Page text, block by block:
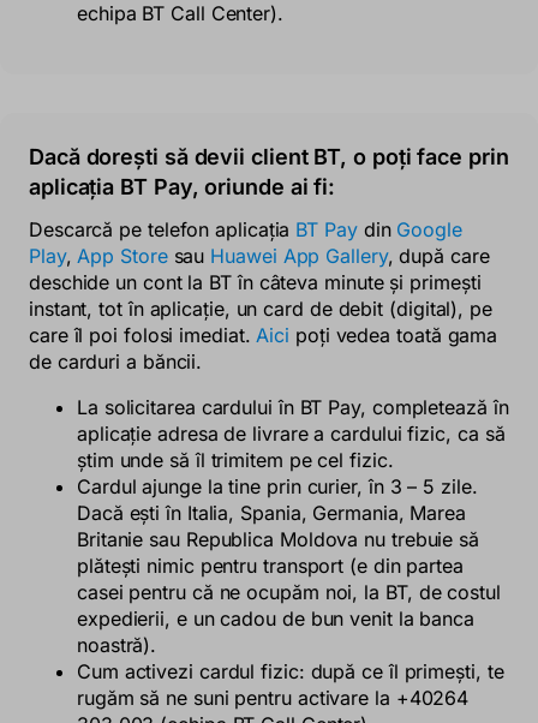
echipa BT Call Center).
Dacă dorești să devii client BT, o poți face prin
aplicația BT Pay, oriunde ai fi:
Descarcă pe telefon aplicația BT Paydin Google
Play,App Storesau Huawei App Gallery, după care
deschide un cont la BT în câteva minute și primești
instant, tot în aplicație, un card de debit (digital), pe
care îl poi folosi imediat.Aici poți vedea toată gama
de carduri a băncii.
La solicitarea cardului în BT Pay, completează în
aplicație adresa de livrare a cardului fizic, ca să
știm unde să îl trimitem pe cel fizic.
Cardul ajunge la tine prin curier, în 3 – 5 zile.
Dacă ești în Italia, Spania, Germania, Marea
Britanie sau Republica Moldova nu trebuie să
plătești nimic pentru transport (e din partea
casei pentru că ne ocupăm noi, la BT, de costul
expedierii, e un cadou de bun venit la banca
noastră).
Cum activezi cardul fizic: după ce îl primești, te
rugăm să ne suni pentru activare la +40264